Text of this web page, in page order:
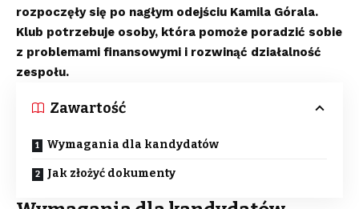
rozpoczęły się po nagłym odejściu Kamila Górala.
Klub potrzebuje osoby, która pomoże poradzić sobie
z problemami finansowymi i rozwinąć działalność
zespołu.
Zawartość
Wymagania dla kandydatów
Jak złożyć dokumenty